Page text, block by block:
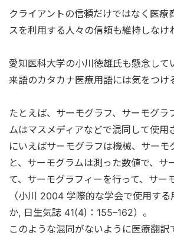
クライアントの信頼だけではなく医療
スを利用する人々の信頼も維持しなけ
愛知医科大学の小川徳雄氏も懸念して
来語のカタカナ医療用語には気をつけ
たとえば、サーモグラフ、サーモグラ
ムはマスメディアなどで混同して使用
にいえばサーモグラフは機械、サーモ
と、サーモグラムは測った数値で、サ
て、サーモグラフィーを行って、サー
（小川 2004 学際的な学会で使用す
か, 日生気誌 41(4)：155–162）。
このような混同がないように医療翻訳